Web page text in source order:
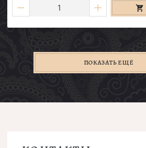
ПОКАЗАТЬ ЕЩЁ